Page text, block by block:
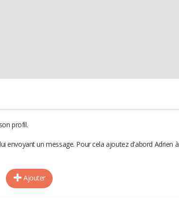
profil.
envoyant un message. Pour cela ajoutez d'abord Adrien à
Ajouter